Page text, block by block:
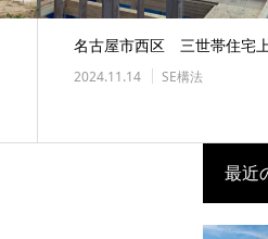
名古屋市西区 三世帯住宅
2024.11.14 SE構法
最近